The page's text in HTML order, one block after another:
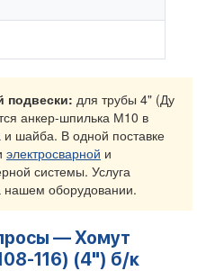
подвески: для трубы 4" (Ду
анкер-шпилька М10 в
и шайба. В одной поставке
электросварной и
системы. Услуга
оборудовании.
— Хомут
116) (4") б/к